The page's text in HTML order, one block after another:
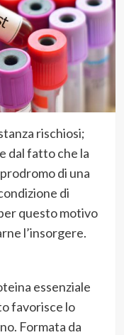
rischiosi;
dal fatto che la
di una
di
questo motivo
l’insorgere.
essenziale
favorisce lo
Formata da